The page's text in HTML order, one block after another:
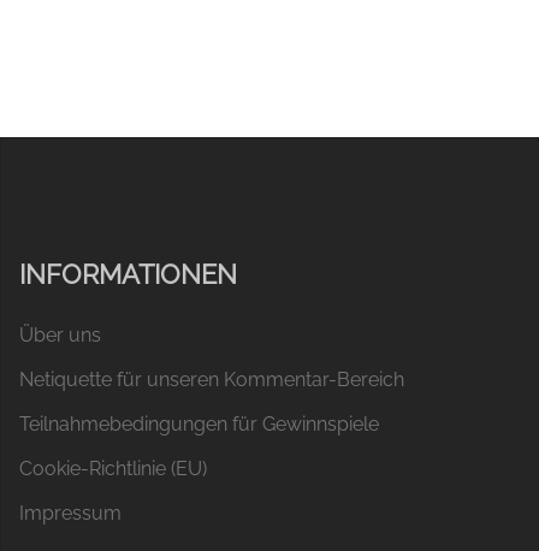
INFORMATIONEN
Über uns
Netiquette für unseren Kommentar-Bereich
Teilnahmebedingungen für Gewinnspiele
Cookie-Richtlinie (EU)
Impressum